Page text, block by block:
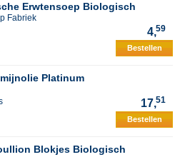
Erwtensoep Biologisch
Fabriek
4,59
Bestellen
Platinum
17,51
Bestellen
Blokjes Biologisch